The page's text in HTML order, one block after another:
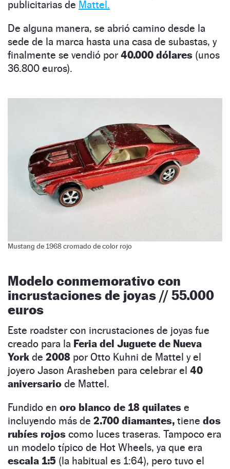
publicitarias de Mattel.
De alguna manera, se abrió camino desde la
sede de la marca hasta una casa de subastas, y
finalmente se vendió por 40.000 dólares (unos
36.800 euros).
Mustang de 1968 cromado de color rojo
Modelo conmemorativo con
incrustaciones de joyas // 55.000
euros
Este roadster con incrustaciones de joyas fue
creado para la Feria del Juguete de Nueva
York de 2008 por Otto Kuhni de Mattel y el
joyero Jason Arasheben para celebrar el 40
aniversario de Mattel.
Fundido en oro blanco de 18 quilates e
incluyendo más de 2.700 diamantes, tiene dos
rubíes rojos como luces traseras. Tampoco era
un modelo típico de Hot Wheels, ya que era
escala 1:5 (la habitual es 1:64), pero tuvo el